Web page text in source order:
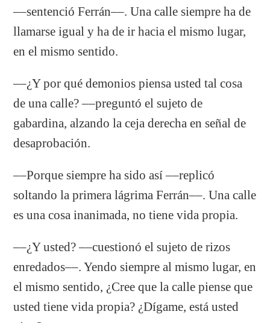
­––sentenció Ferrán––. Una calle siempre ha de
llamarse igual y ha de ir hacia el mismo lugar,
en el mismo sentido.
––¿Y por qué demonios piensa usted tal cosa
de una calle? ­––preguntó el sujeto de
gabardina, alzando la ceja derecha en señal de
desaprobación.
––Porque siempre ha sido así ­––replicó
soltando la primera lágrima Ferrán––. Una calle
es una cosa inanimada, no tiene vida propia.
––¿Y usted? ­––cuestionó el sujeto de rizos
enredados––. Yendo siempre al mismo lugar, en
el mismo sentido, ¿Cree que la calle piense que
usted tiene vida propia? ¿Dígame, está usted